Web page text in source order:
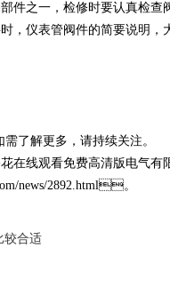
之一，检修时要认真检查阀
，仪表管阀件的简要说明
解更多，请持续关注。
在线观看免费高清版电气有限
news/2892.html。
较合适